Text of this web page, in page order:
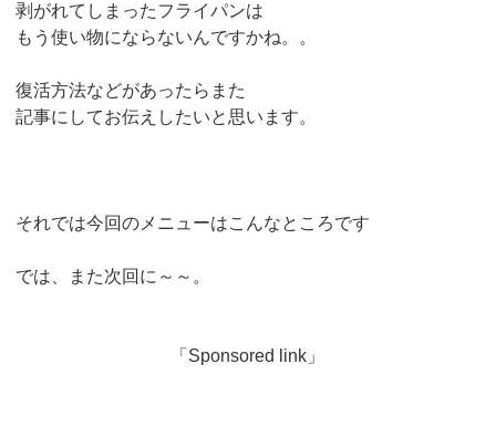
剥がれてしまったフライパンは
もう使い物にならないんですかね。。
復活方法などがあったらまた
記事にしてお伝えしたいと思います。
それでは今回のメニューはこんなところです
では、また次回に～～。
「Sponsored link」